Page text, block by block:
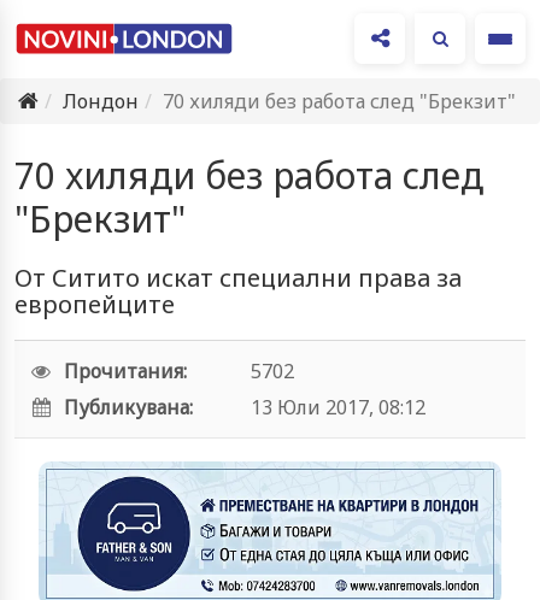
Лондон
70 хиляди без работа след "Брекзит"
70 хиляди без работа след
"Брекзит"
От Ситито искат специални права за
европейците
Прочитания:
5702
Публикувана:
13 Юли 2017, 08:12